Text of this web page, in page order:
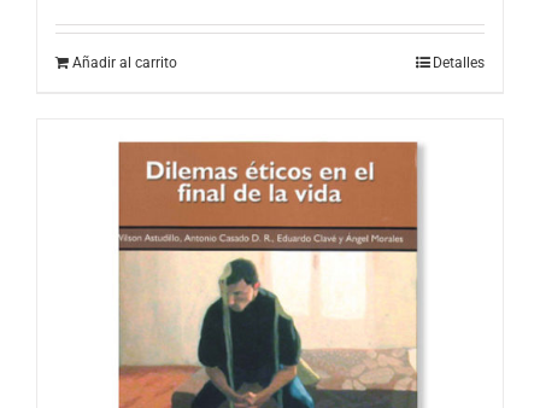
Añadir al carrito Detalles